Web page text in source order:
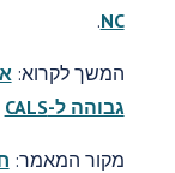
NC
.
המשך לקרוא:
גבוהה ל-CALS
מקור המאמר: